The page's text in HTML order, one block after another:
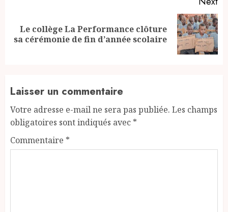
Next
post:
Le collège La Performance clôture
sa cérémonie de fin d’année scolaire
Laisser un commentaire
Votre adresse e-mail ne sera pas publiée. Les champs
obligatoires sont indiqués avec *
Commentaire *